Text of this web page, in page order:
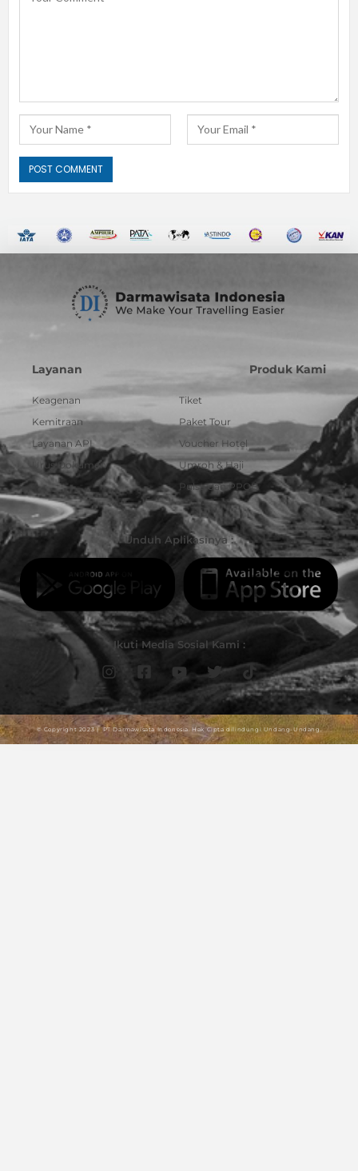
Layanan
Keagenan
Kemitraan
Layanan API
Urus Dokumen
Produk Kami
Tiket
Paket Tour
Voucher Hotel
Umroh & Haji
Pulsa dan PPOB
Unduh Aplikasinya :
Ikuti Media Sosial Kami :
© Copyright 2023 | PT Darmawisata Indonesia. Hak Cipta dilindungi Undang-Undang.